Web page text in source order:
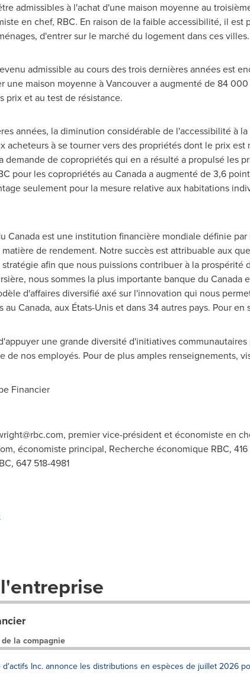
admissibles à l'achat d'une maison moyenne au
en chef, RBC. En raison de la faible accessibilité, il
d'entrer sur le marché du logement dans ces
admissible au cours des trois dernières années est
une maison moyenne àVancouvera augmenté de 84 000
prix et au test de résistance.
années, la diminution considérable de l'accessibilité à
acheteurs à se tourner vers des propriétés dont le prix
demande de copropriétés qui en a résulté a propulsé les
pour les copropriétés au Canadaa augmenté de 3,6
seulement pour la mesure relative aux habitations
Canadaest une institution financière mondiale définie
de rendement. Notre succès est attribuable aux
afin que nous puissions contribuer à la
nous sommes la plus importante banque du Canada
d'affaires diversifié axé sur l'innovation qui nous
au Canada, aux États-Unis et dans 34 autres pays. Pour
une grande diversité d'initiatives
de nos employés. Pour de plus amples renseignements,
Financier
, premier vice-président et économiste en
, économiste principal, Recherche économique RBC,
647 518-4981
la compagnie
d'actifs Inc. annonce les distributions en espèces de juillet 2026